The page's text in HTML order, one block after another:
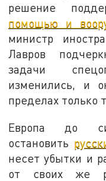
решение
помощью и
министр
Лавров
задачи
изменились, и
пределах только
Европа до
остановить
несет убытки и
от своих же